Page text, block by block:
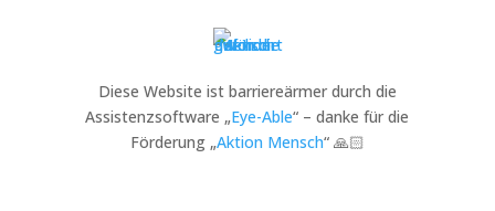
Diese Website ist barriereärmer durch die
Assistenzsoftware „Eye-Able“ – danke für die
Förderung „Aktion Mensch“ 🙏🏻